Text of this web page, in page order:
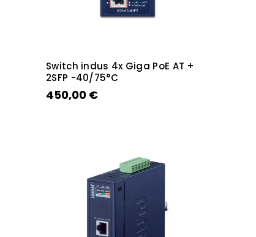
Switch indus 4x Giga PoE AT +
2SFP -40/75°C
450,00 €